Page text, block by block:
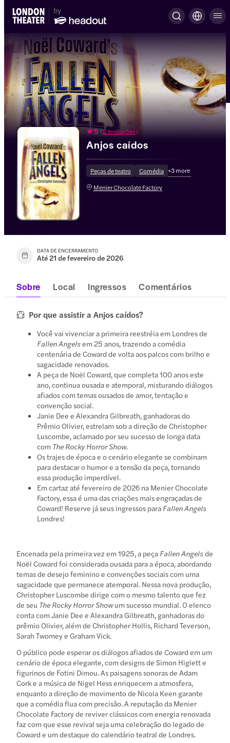
5 (2 avaliações)
Anjos caídos
Peças de teatro Comédia +3more
Menier Chocolate Factory
DATA DE ENCERRAMENTO
Até 21 de fevereiro de 2026
Sobre Local Ingressos Comentários
Por que assistir a Anjos caídos?
Você vai vivenciar a primeira reestréia em Londres de
Fallen Angelsem 25 anos, trazendo a comédia
centenária de Coward de volta aos palcos com brilho e
sagacidade renovados.
A peça de Noël Coward, que completa 100 anos este
ano, continua ousada e atemporal, misturando diálogos
afiados com temas ousados de amor, tentação e
convenção social.
Janie Dee e Alexandra Gilbreath, ganhadoras do
Prêmio Olivier, estrelam sob a direção de Christopher
Luscombe, aclamado por seu sucesso de longa data
com The Rocky Horror Show.
Os trajes de época e o cenário elegante se combinam
para destacar o humor e a tensão da peça, tornando
essa produção imperdível.
Em cartaz até fevereiro de 2026 na Menier Chocolate
Factory, essa é uma das criações mais engraçadas de
Coward! Reserve já seus ingressos para Fallen Angels
Londres!
Encenada pela primeira vez em 1925, a peça Fallen Angelsde
Noël Coward foi considerada ousada para a época, abordando
temas de desejo feminino e convenções sociais com uma
sagacidade que permanece atemporal. Nessa nova produção,
Christopher Luscombe dirige com o mesmo talento que fez
de seu The Rocky Horror Showum sucesso mundial. O elenco
conta com Janie Dee e Alexandra Gilbreath, ganhadoras do
prêmio Olivier, além de Christopher Hollis, Richard Teverson,
Sarah Twomey e Graham Vick.
O público pode esperar os diálogos afiados de Coward em um
cenário de época elegante, com designs de Simon Higlett e
figurinos de Fotini Dimou. As paisagens sonoras de Adam
Cork e a música de Nigel Hess enriquecem a atmosfera,
enquanto a direção de movimento de Nicola Keen garante
que a comédia flua com precisão. A reputação da Menier
Chocolate Factory de reviver clássicos com energia renovada
faz com que esse revival seja uma celebração do legado de
Coward e um destaque do calendário teatral de Londres.